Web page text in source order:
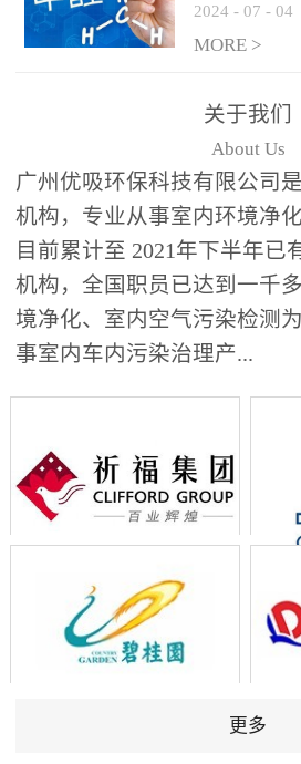
手”来袭，
2024 - 07 - 04
MORE >
关于我们
About Us
广州优吸环保科技有限公司
机构，专业从事室内环境净
目前累计至 2021年下半年已
机构，全国职员已达到一千
境净化、室内空气污染检测
事室内车内污染治理产...
更多